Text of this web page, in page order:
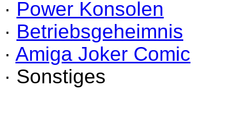
· Power Konsolen
· Betriebsgeheimnis
· Amiga Joker Comic
· Sonstiges